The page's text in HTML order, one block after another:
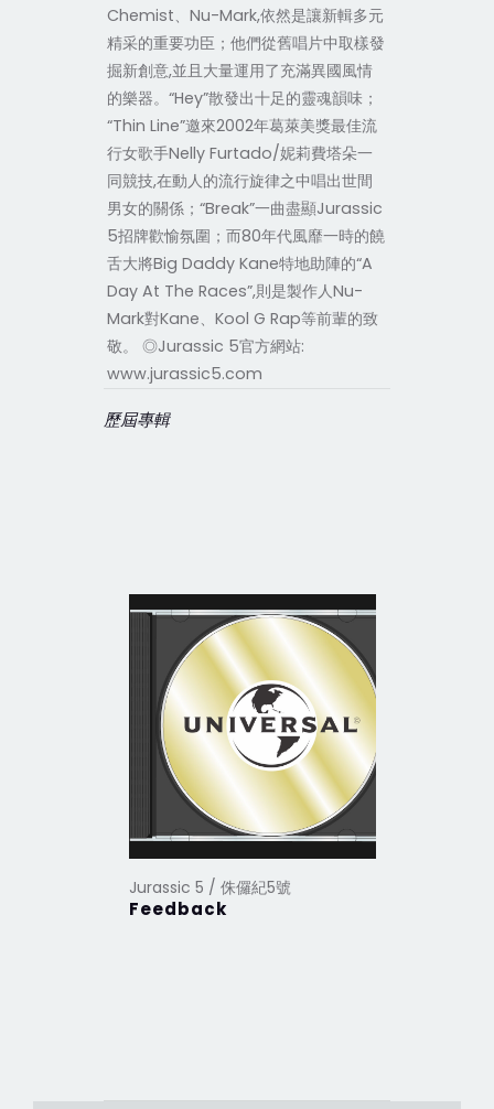
Chemist、Nu-Mark,依然是讓新輯多元
精采的重要功臣；他們從舊唱片中取樣發
掘新創意,並且大量運用了充滿異國風情
的樂器。“Hey”散發出十足的靈魂韻味；
“Thin Line”邀來2002年葛萊美獎最佳流
行女歌手Nelly Furtado/妮莉費塔朵一
同競技,在動人的流行旋律之中唱出世間
男女的關係；“Break”一曲盡顯Jurassic
5招牌歡愉氛圍；而80年代風靡一時的饒
舌大將Big Daddy Kane特地助陣的“A
Day At The Races”,則是製作人Nu-
Mark對Kane、Kool G Rap等前輩的致
敬。 ◎Jurassic 5官方網站:
www.jurassic5.com
歷屆專輯
Jurassic 5 / 侏儸紀5號
Feedback